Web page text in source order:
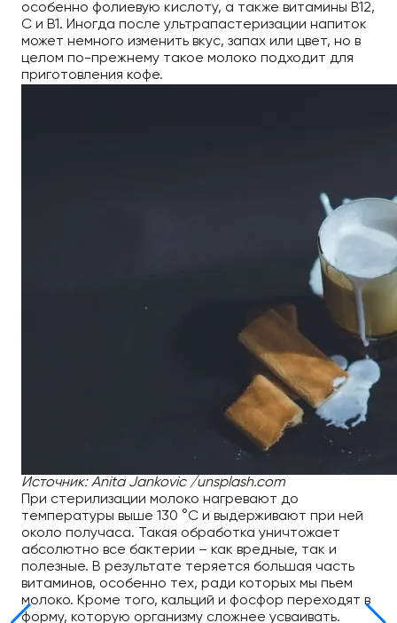
особенно фолиевую кислоту, а также витамины B12,
C и B1. Иногда после ультрапастеризации напиток
может немного изменить вкус, запах или цвет, но в
целом по-прежнему такое молоко подходит для
приготовления кофе.
Источник: Anita Jankovic /unsplash.com
При стерилизации молоко нагревают до
температуры выше 130 °C и выдерживают при ней
около получаса. Такая обработка уничтожает
абсолютно все бактерии – как вредные, так и
полезные. В результате теряется большая часть
витаминов, особенно тех, ради которых мы пьем
молоко. Кроме того, кальций и фосфор переходят в
форму, которую организму сложнее усваивать.